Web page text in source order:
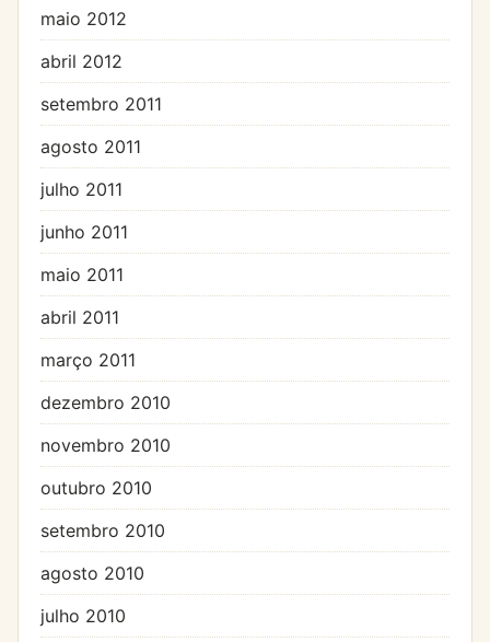
maio 2012
abril 2012
setembro 2011
agosto 2011
julho 2011
junho 2011
maio 2011
abril 2011
março 2011
dezembro 2010
novembro 2010
outubro 2010
setembro 2010
agosto 2010
julho 2010